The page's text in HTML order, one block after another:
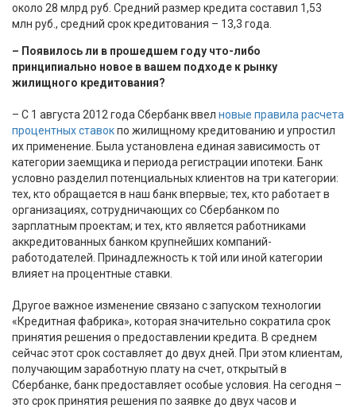
около 28 млрд руб. Средний размер кредита составил 1,53
млн руб., средний срок кредитования – 13,3 года.
– Появилось ли в прошедшем году что-либо
принципиально новое в вашем подходе к рынку
жилищного кредитования?
– С 1 августа 2012 года Сбербанк ввел новые правила расчета
процентных ставокпо жилищному кредитованию и упростил
их применение. Была установлена единая зависимость от
категории заемщика и периода регистрации ипотеки. Банк
условно разделил потенциальных клиентов на три категории:
тех, кто обращается в наш банк впервые; тех, кто работает в
организациях, сотрудничающих со Сбербанком по
зарплатным проектам; и тех, кто является работниками
аккредитованных банком крупнейших компаний-
работодателей. Принадлежность к той или иной категории
влияет на процентные ставки.
Другое важное изменение связано с запуском технологии
«Кредитная фабрика», которая значительно сократила срок
принятия решения о предоставлении кредита. В среднем
сейчас этот срок составляет до двух дней. При этом клиентам,
получающим заработную плату на счет, открытый в
Сбербанке, банк предоставляет особые условия. На сегодня –
это срок принятия решения по заявке до двух часов и